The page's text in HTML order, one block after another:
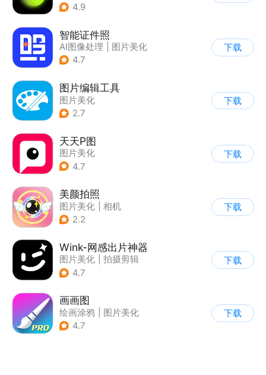
4.9
智能证件照
AI图像处理
图片美化
| 证件照
4.7
下载
图片编辑工具
图片美化
2.7
下载
天天P图
图片美化
4.7
下载
美颜拍照
图片美化
相机
2.2
下载
Wink-网感出片神器
图片美化
拍摄剪辑
4.7
下载
画画图
绘画涂鸦
图片美化
4.7
下载